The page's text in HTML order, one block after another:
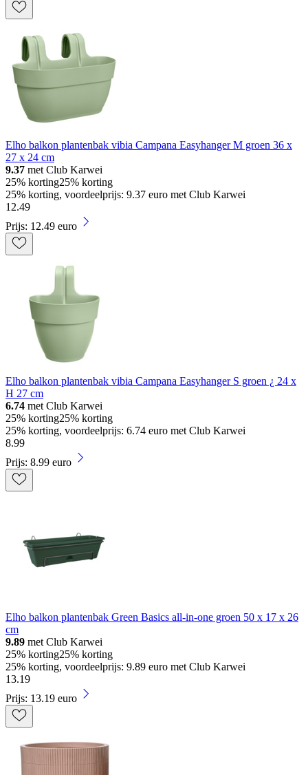
Elho balkon plantenbak vibia Campana Easyhanger M groen 36 x
27 x 24 cm
9.37 met Club Karwei
25% korting25% korting
25% korting, voordeelprijs: 9.37 euro met Club Karwei
12.49
Prijs: 12.49 euro
Elho balkon plantenbak vibia Campana Easyhanger S groen ¿ 24 x
H 27 cm
6.74 met Club Karwei
25% korting25% korting
25% korting, voordeelprijs: 6.74 euro met Club Karwei
8.99
Prijs: 8.99 euro
Elho balkon plantenbak Green Basics all-in-one groen 50 x 17 x 26
cm
9.89 met Club Karwei
25% korting25% korting
25% korting, voordeelprijs: 9.89 euro met Club Karwei
13.19
Prijs: 13.19 euro